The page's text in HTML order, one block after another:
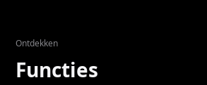
Ontdekken
Functies